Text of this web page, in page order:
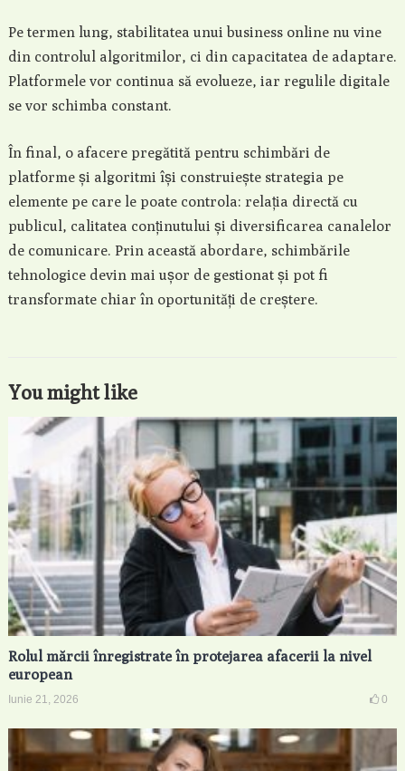
Pe termen lung, stabilitatea unui business online nu vine
din controlul algoritmilor, ci din capacitatea de adaptare.
Platformele vor continua să evolueze, iar regulile digitale
se vor schimba constant.
În final, o afacere pregătită pentru schimbări de
platforme și algoritmi își construiește strategia pe
elemente pe care le poate controla: relația directă cu
publicul, calitatea conținutului și diversificarea canalelor
de comunicare. Prin această abordare, schimbările
tehnologice devin mai ușor de gestionat și pot fi
transformate chiar în oportunități de creștere.
You might like
Rolul mărcii înregistrate în protejarea afacerii la nivel
european
Iunie 21, 2026 0